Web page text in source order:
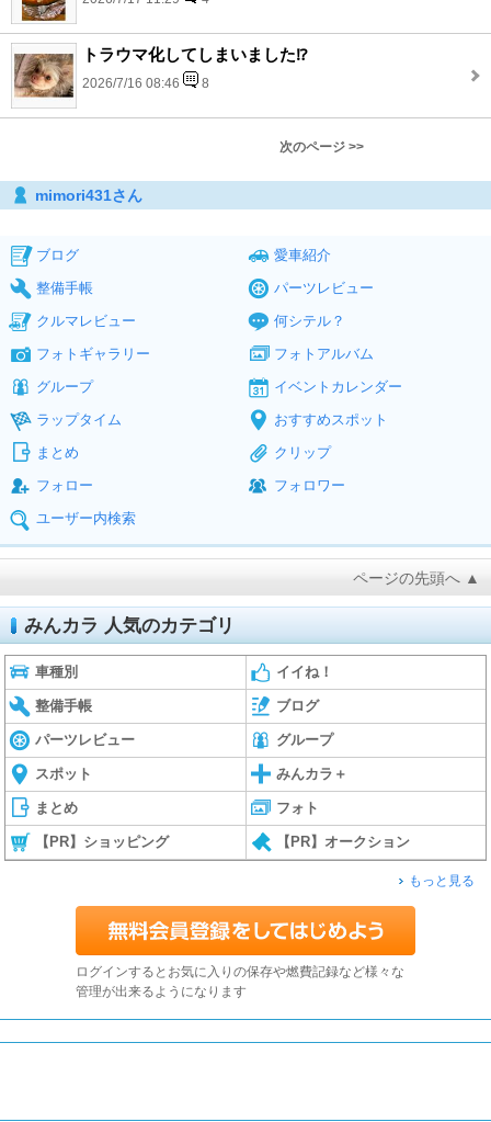
トラウマ化してしまいました⁉️
2026/7/16 08:46 8
次のページ >>
mimori431さん
ブログ
愛車紹介
整備手帳
パーツレビュー
クルマレビュー
何シテル？
フォトギャラリー
フォトアルバム
グループ
イベントカレンダー
ラップタイム
おすすめスポット
まとめ
クリップ
フォロー
フォロワー
ユーザー内検索
ページの先頭へ ▲
みんカラ 人気のカテゴリ
車種別 イイね！
整備手帳 ブログ
パーツレビュー グループ
スポット みんカラ＋
まとめ フォト
【PR】ショッピング 【PR】オークション
もっと見る
ログインするとお気に入りの保存や燃費記録など様々な
管理が出来るようになります